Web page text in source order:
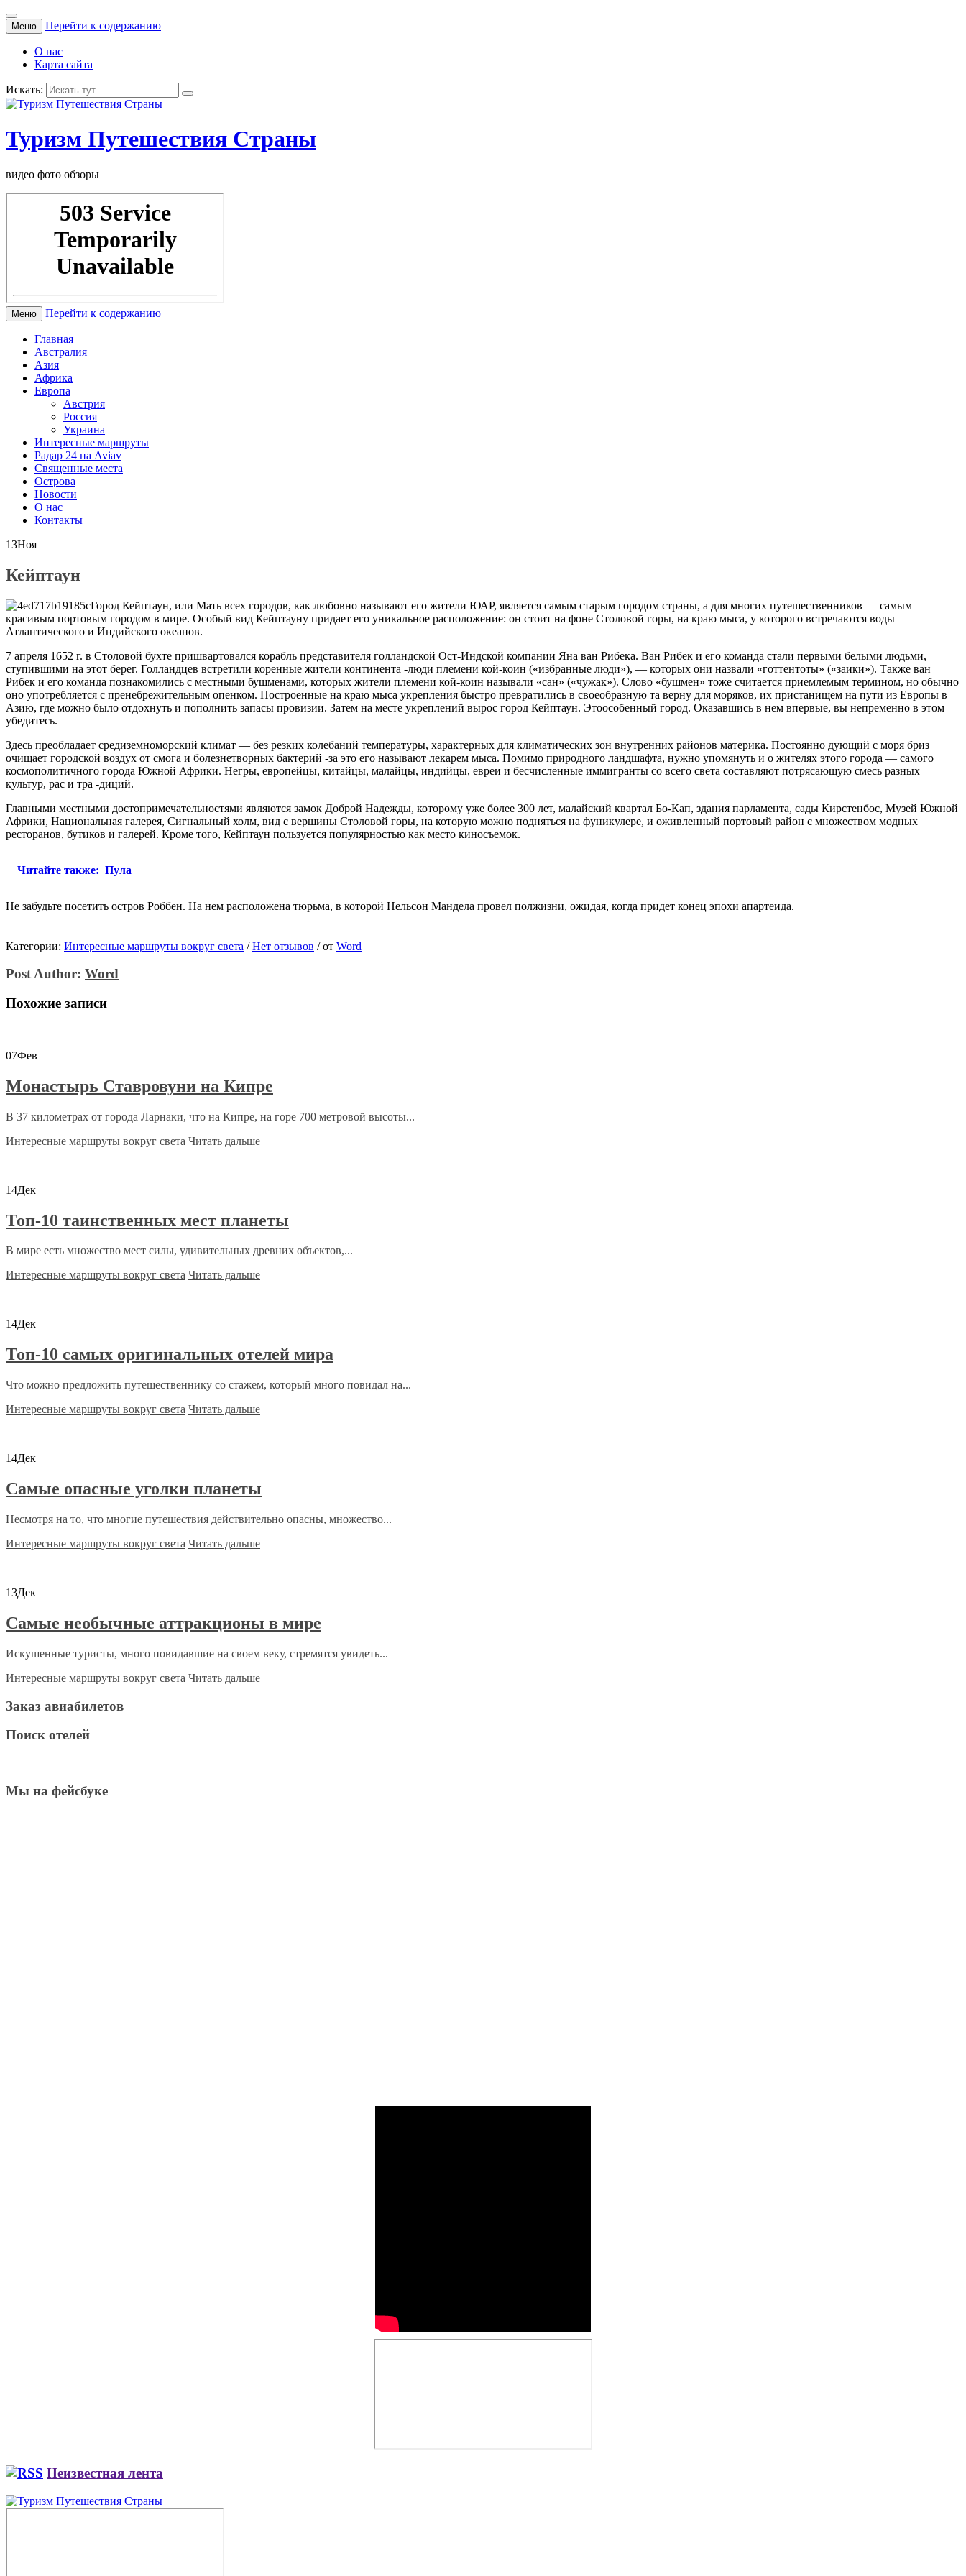
Меню Перейти к содержанию
О нас
Карта сайта
Искать:
Туризм Путешествия Страны
видео фото обзоры
Меню Перейти к содержанию
Главная
Австралия
Азия
Африка
Европа
Австрия
Россия
Украина
Интересные маршруты
Радар 24 на Aviav
Священные места
Острова
Новости
О нас
Контакты
13Ноя
Кейптаун
Город Кейптаун, или Мать всех городов, как любовно называют его жители ЮАР, является самым старым городом страны, а для многих путешественников — самым
красивым портовым городом в мире. Особый вид Кейптауну придает его уникальное расположение: он стоит на фоне Столовой горы, на краю мыса, у которого встречаются воды
Атлантического и Индийского океанов.
7 апреля 1652 г. в Столовой бухте пришвартовался корабль представителя голландской Ост-Индской компании Яна ван Рибека. Ван Рибек и его команда стали первыми белыми людьми,
ступившими на этот берег. Голландцев встретили коренные жители континента -люди племени кой-коин («избранные люди»), — которых они назвали «готтентоты» («заики»). Также ван
Рибек и его команда познакомились с местными бушменами, которых жители племени кой-коин называли «сан» («чужак»). Слово «бушмен» тоже считается приемлемым термином, но обычно
оно употребляется с пренебрежительным опенком. Построенные на краю мыса укрепления быстро превратились в своеобразную та верну для моряков, их пристанищем на пути из Европы в
Азию, где можно было отдохнуть и пополнить запасы провизии. Затем на месте укреплений вырос город Кейптаун. Этоособенный город. Оказавшись в нем впервые, вы непременно в этом
убедитесь.
Здесь преобладает средиземноморский климат — без резких колебаний температуры, характерных для климатических зон внутренних районов материка. Постоянно дующий с моря бриз
очищает городской воздух от смога и болезнетворных бактерий -за это его называют лекарем мыса. Помимо природного ландшафта, нужно упомянуть и о жителях этого города — самого
космополитичного города Южной Африки. Негры, европейцы, китайцы, малайцы, индийцы, евреи и бесчисленные иммигранты со всего света составляют потрясающую смесь разных
культур, рас и тра -диций.
Главными местными достопримечательностями являются замок Доброй Надежды, которому уже более 300 лет, малайский квартал Бо-Кап, здания парламента, сады Кирстенбос, Музей Южной
Африки, Национальная галерея, Сигнальный холм, вид с вершины Столовой горы, на которую можно подняться на фуникулере, и оживленный портовый район с множеством модных
ресторанов, бутиков и галерей. Кроме того, Кейптаун пользуется популярностью как место киносъемок.
Читайте также: Пула
Не забудьте посетить остров Роббен. На нем расположена тюрьма, в которой Нельсон Мандела провел полжизни, ожидая, когда придет конец эпохи апартеида.
Категории: Интересные маршруты вокруг света / Нет отзывов /от Word
Post Author: Word
Похожие записи
07Фев
Монастырь Ставровуни на Кипре
В 37 километрах от города Ларнаки, что на Кипре, на горе 700 метровой высоты...
Интересные маршруты вокруг света Читать дальше
14Дек
Топ-10 таинственных мест планеты
В мире есть множество мест силы, удивительных древних объектов,...
Интересные маршруты вокруг света Читать дальше
14Дек
Топ-10 самых оригинальных отелей мира
Что можно предложить путешественнику со стажем, который много повидал на...
Интересные маршруты вокруг света Читать дальше
14Дек
Самые опасные уголки планеты
Несмотря на то, что многие путешествия действительно опасны, множество...
Интересные маршруты вокруг света Читать дальше
13Дек
Самые необычные аттракционы в мире
Искушенные туристы, много повидавшие на своем веку, стремятся увидеть...
Интересные маршруты вокруг света Читать дальше
Заказ авиабилетов
Поиск отелей
Мы на фейсбуке
Неизвестная лента